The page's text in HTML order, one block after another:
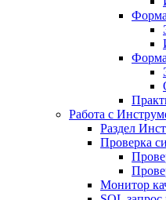
Работа с
Раздел
Проверка
Монитор